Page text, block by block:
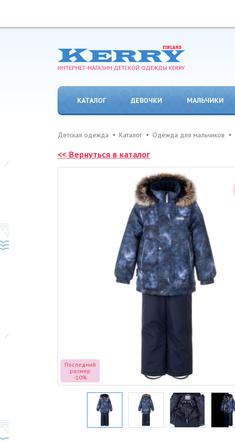
ИНТЕРНЕТ-МАГАЗИН ДЕТСКОЙ ОДЕЖДЫ KERRY
КАТАЛОГ ДЕВОЧКИ МАЛЬЧИКИ
Детская одежда Каталог Одежда для мальчиков
<< Вернуться в каталог
Последний
размер
-10%